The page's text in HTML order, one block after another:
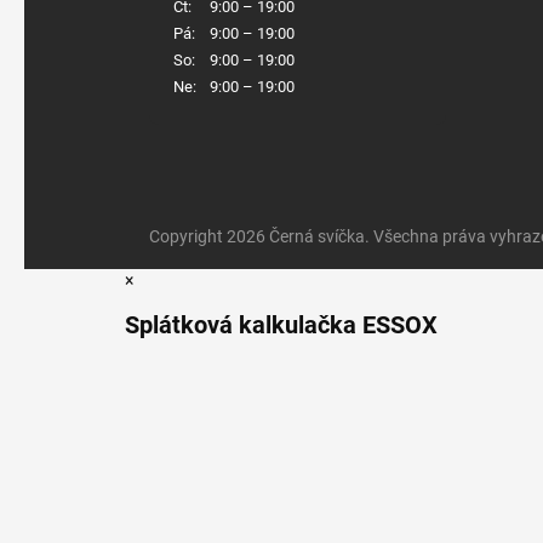
Čt:
9:00 – 19:00
Pá:
9:00 – 19:00
So:
9:00 – 19:00
Ne:
9:00 – 19:00
Copyright 2026 Černá svíčka. Všechna práva
×
Splátková kalkulačka ESSOX